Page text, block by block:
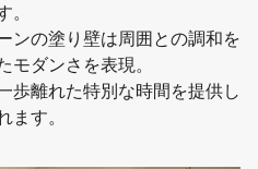
。
ンの塗り壁は周囲との調和を
モダンさを表現。
歩離れた特別な時間を提供し
ます。